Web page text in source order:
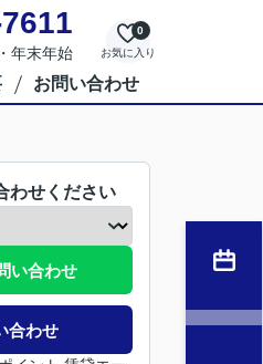
年末年始 お気に入り
0
お問い合わせ
わせください
い合わせ
合わせ